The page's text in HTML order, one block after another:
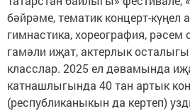
бәйрәме, тематик концерт-күңел
гимнастика, хореография, рәсем
гамәли иҗат, актерлык
класслар. 2025 ел дәвамында
катнашлыгында 40 тан артык
(республиканыкын да кертеп)